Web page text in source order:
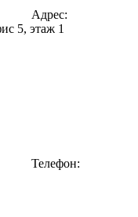
Адрес:
5, этаж 1
Телефон: